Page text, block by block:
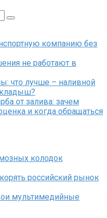
компанию без
не работают в
что лучше – наливной
от залива: зачем
и когда обращаться
колодок
российский рынок
мультимедийные